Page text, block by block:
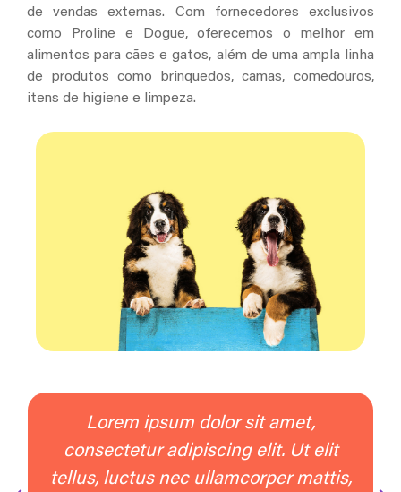
de vendas externas. Com fornecedores exclusivos
como Proline e Dogue, oferecemos o melhor em
alimentos para cães e gatos, além de uma ampla linha
de produtos como brinquedos, camas, comedouros,
itens de higiene e limpeza.
Lorem ipsum dolor sit amet,
adipiscing elit. Ut elit
luctus nec ullamcorper mattis,